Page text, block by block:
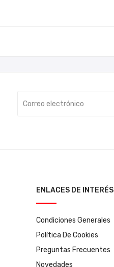
ENLACES DE INTERÉS
Condiciones Generales
Política De Cookies
Preguntas Frecuentes
Novedades